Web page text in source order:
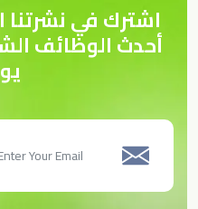
اشترك في نشرتنا
أحدث الوظائف